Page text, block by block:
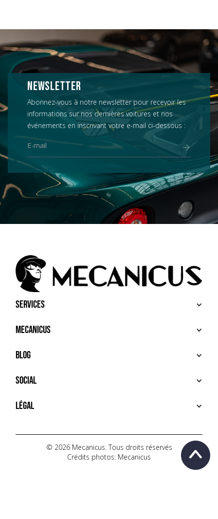
NEWSLETTER
Abonnez-vous à notre newsletter pour recevoir les
informations sur nos dernières voitures et nos
événements en inscrivant votre e-mail ci-dessous :
Services
ACHETER
VENDRE
SERVICES PREMIUM
Mecanicus
À PROPOS
HOUSE MECANICUS
CONTACT
Blog
NEWS
VIDÉOS
AUTOPÉDIA
Social
INSTAGRAM
TIKTOK
YOUTUBE
Légal
POLITIQUE DE CONFIDENTIALITÉ
© 2026 Mecanicus. Tous droits réservés
Crédits photos: Mecanicus